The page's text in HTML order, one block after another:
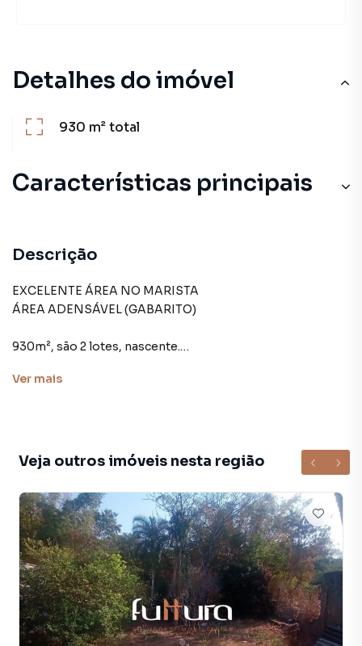
Detalhes do imóvel
930 m²total
Características principais
Descrição
EXCELENTE ÁREA NO MARISTA
ÁREA ADENSÁVEL (GABARITO)
930m², são 2 lotes, nascente.
Ver mais
Veja outros imóveis nesta região